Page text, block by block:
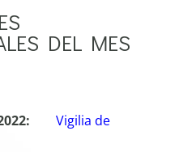
DEL MES
Vigilia de